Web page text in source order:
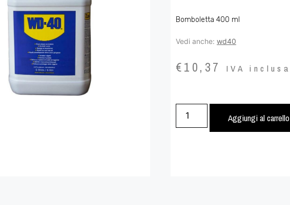
Bomboletta 400 ml
Vedi anche: wd40
€10,37 IVA inclusa
Aggiungi al carrello